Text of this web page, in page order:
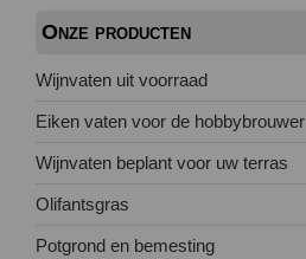
Onze producten
Wijnvaten uit voorraad
Eiken vaten voor de hobbybrouwer
Wijnvaten beplant voor uw terras
Olifantsgras
Potgrond en bemesting